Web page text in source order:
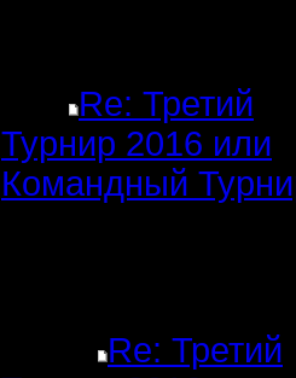
Re: Третий
Турнир 2016 или
Командный
Re: Третий